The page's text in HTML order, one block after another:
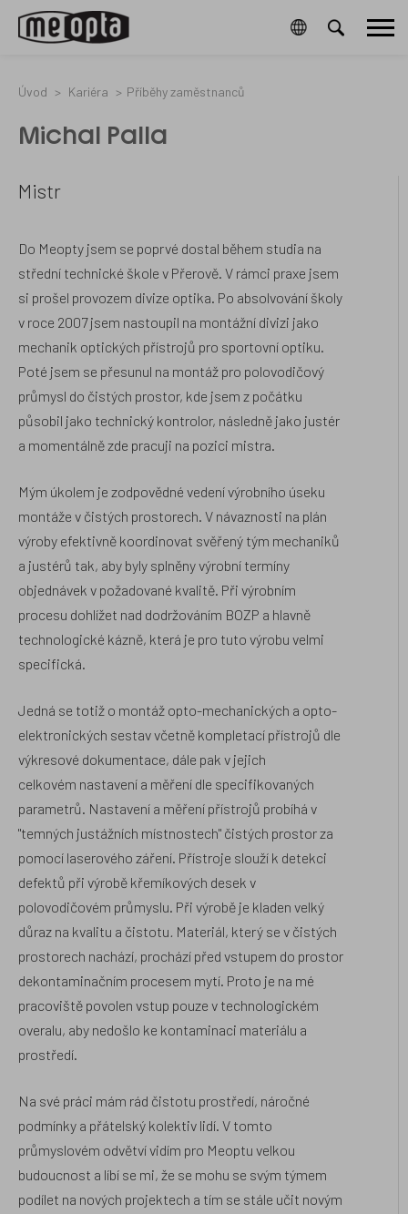
type="text/javascript">if
(!Array.isArray(window.qbOptions))
{window.qbOptions
</script>
type="text/javascript"
src="https://static.botsrv2.com/website/js/
data-
CookieGdpr-
Policy-
ochrana-
osobnich-
Hlavní
Úvod Kariéra Příběhy zaměstnanců
Michal Palla
Mistr
Do Meopty jsem se poprvé dostal během studia na
střední technické škole v Přerově. V rámci praxe jsem
si prošel provozem divize optika. Po absolvování školy
v roce 2007 jsem nastoupil na montážní divizi jako
mechanik optických přístrojů pro sportovní optiku.
Poté jsem se přesunul na montáž pro polovodičový
průmysl do čistých prostor, kde jsem z počátku
působil jako technický kontrolor, následně jako justér
a momentálně zde pracuji na pozici mistra.
Mým úkolem je zodpovědné vedení výrobního úseku
montáže v čistých prostorech. V návaznosti na plán
výroby efektivně koordinovat svěřený tým mechaniků
a justérů tak, aby byly splněny výrobní termíny
objednávek v požadované kvalitě. Při výrobním
procesu dohlížet nad dodržováním BOZP a hlavně
technologické kázně, která je pro tuto výrobu velmi
specifická.
Jedná se totiž o montáž opto-mechanických a opto-
elektronických sestav včetně kompletací přístrojů dle
výkresové dokumentace, dále pak v jejich
celkovém nastavení a měření dle specifikovaných
parametrů. Nastavení a měření přístrojů probíhá v
"temných justážních místnostech" čistých prostor za
pomocí laserového záření. Přístroje slouží k detekci
defektů při výrobě křemíkových desek v
polovodičovém průmyslu. Při výrobě je kladen velký
důraz na kvalitu a čistotu. Materiál, který se v čistých
prostorech nachází, prochází před vstupem do prostor
dekontaminačním procesem mytí. Proto je na mé
pracoviště povolen vstup pouze v technologickém
overalu, aby nedošlo ke kontaminaci materiálu a
prostředí.
Na své práci mám rád čistotu prostředí, náročné
podmínky a přátelský kolektiv lidí. V tomto
průmyslovém odvětví vidím pro Meoptu velkou
budoucnost a líbí se mi, že se mohu se svým týmem
podílet na nových projektech a tím se stále učit novým